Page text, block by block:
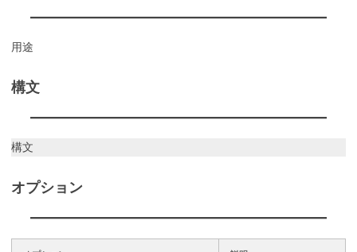
用途
構文
構文
オプション